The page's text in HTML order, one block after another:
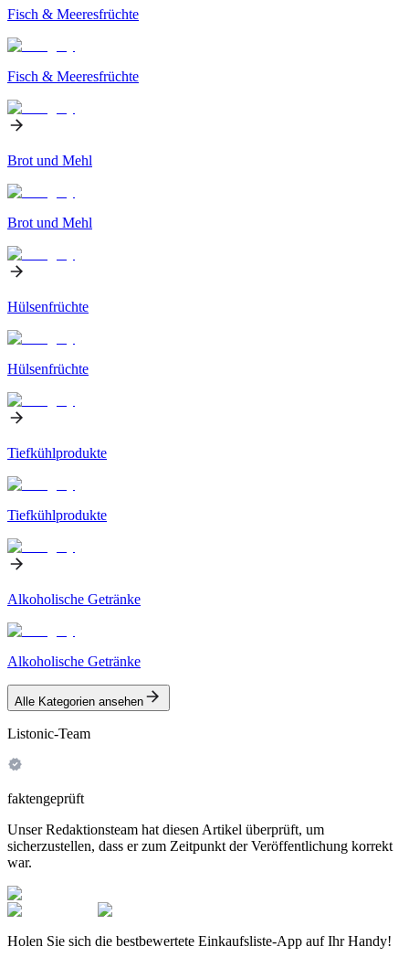
Fisch & Meeresfrüchte
Fisch & Meeresfrüchte
Brot und Mehl
Brot und Mehl
Hülsenfrüchte
Hülsenfrüchte
Tiefkühlprodukte
Tiefkühlprodukte
Alkoholische Getränke
Alkoholische Getränke
Alle Kategorien ansehen
Listonic-Team
faktengeprüft
Unser Redaktionsteam hat diesen Artikel überprüft, um
sicherzustellen, dass er zum Zeitpunkt der Veröffentlichung korrekt
war.
Holen Sie sich die bestbewertete Einkaufsliste-App auf Ihr Handy!